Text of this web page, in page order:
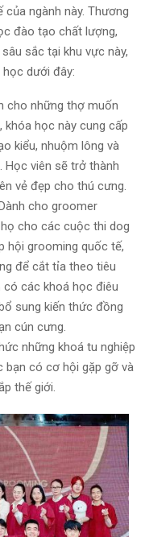
ngành này. Thương
đào tạo chất lượng,
sắc tại khu vực này,
dưới đây:
cho những thợ muốn
học này cung cấp
kiểu, nhuộm lông và
Học viên sẽ trở thành
vẻ đẹp cho thú cưng.
cho groomer
cho các cuộc thi dog
hội grooming quốc tế,
để cắt tỉa theo tiêu
có các khoá học điêu
sung kiến thức đồng
cún cưng.
những khoá tu nghiệp
bạn có cơ hội gặp gỡ và
thế giới.